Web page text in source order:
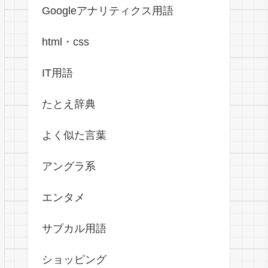
Googleアナリティクス用語
html・css
IT用語
たとえ辞典
よく似た言葉
アングラ系
エンタメ
サブカル用語
ショッピング